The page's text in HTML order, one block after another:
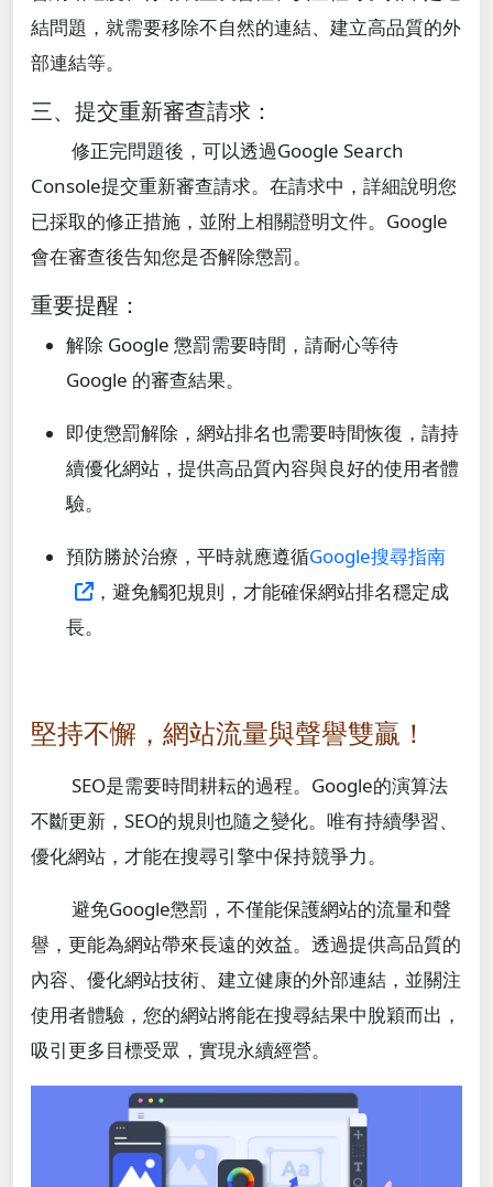
結問題，就需要移除不自然的連結、建立高品質的外
部連結等。
三、提交重新審查請求：
修正完問題後，可以透過Google Search
Console提交重新審查請求。在請求中，詳細說明您
已採取的修正措施，並附上相關證明文件。Google
會在審查後告知您是否解除懲罰。
重要提醒：
解除 Google 懲罰需要時間，請耐心等待
Google 的審查結果。
即使懲罰解除，網站排名也需要時間恢復，請持
續優化網站，提供高品質內容與良好的使用者體
驗。
預防勝於治療，平時就應遵循Google搜尋指南
，避免觸犯規則，才能確保網站排名穩定成
長。
堅持不懈，網站流量與聲譽雙贏！
SEO是需要時間耕耘的過程。Google的演算法
不斷更新，SEO的規則也隨之變化。唯有持續學習、
優化網站，才能在搜尋引擎中保持競爭力。
避免Google懲罰，不僅能保護網站的流量和聲
譽，更能為網站帶來長遠的效益。透過提供高品質的
內容、優化網站技術、建立健康的外部連結，並關注
使用者體驗，您的網站將能在搜尋結果中脫穎而出，
吸引更多目標受眾，實現永續經營。